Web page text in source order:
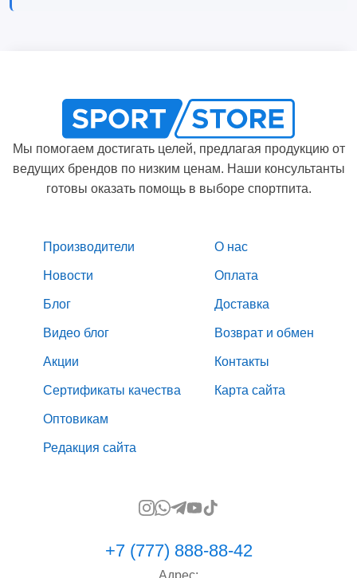
Мы помогаем достигать целей, предлагая продукцию от
ведущих брендов по низким ценам. Наши консультанты
готовы оказать помощь в выборе спортпита.
Производители
Новости
Блог
Видео блог
Акции
Сертификаты качества
Оптовикам
Редакция сайта
О нас
Оплата
Доставка
Возврат и обмен
Контакты
Карта сайта
+7 (777) 888-88-42
Адрес: